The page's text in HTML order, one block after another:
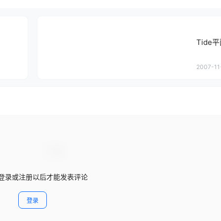
Tide平
2007-
录或注册以后才能发表评论
登录